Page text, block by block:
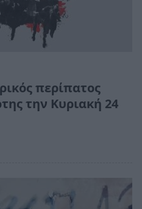
περίπατος
την Κυριακή 24